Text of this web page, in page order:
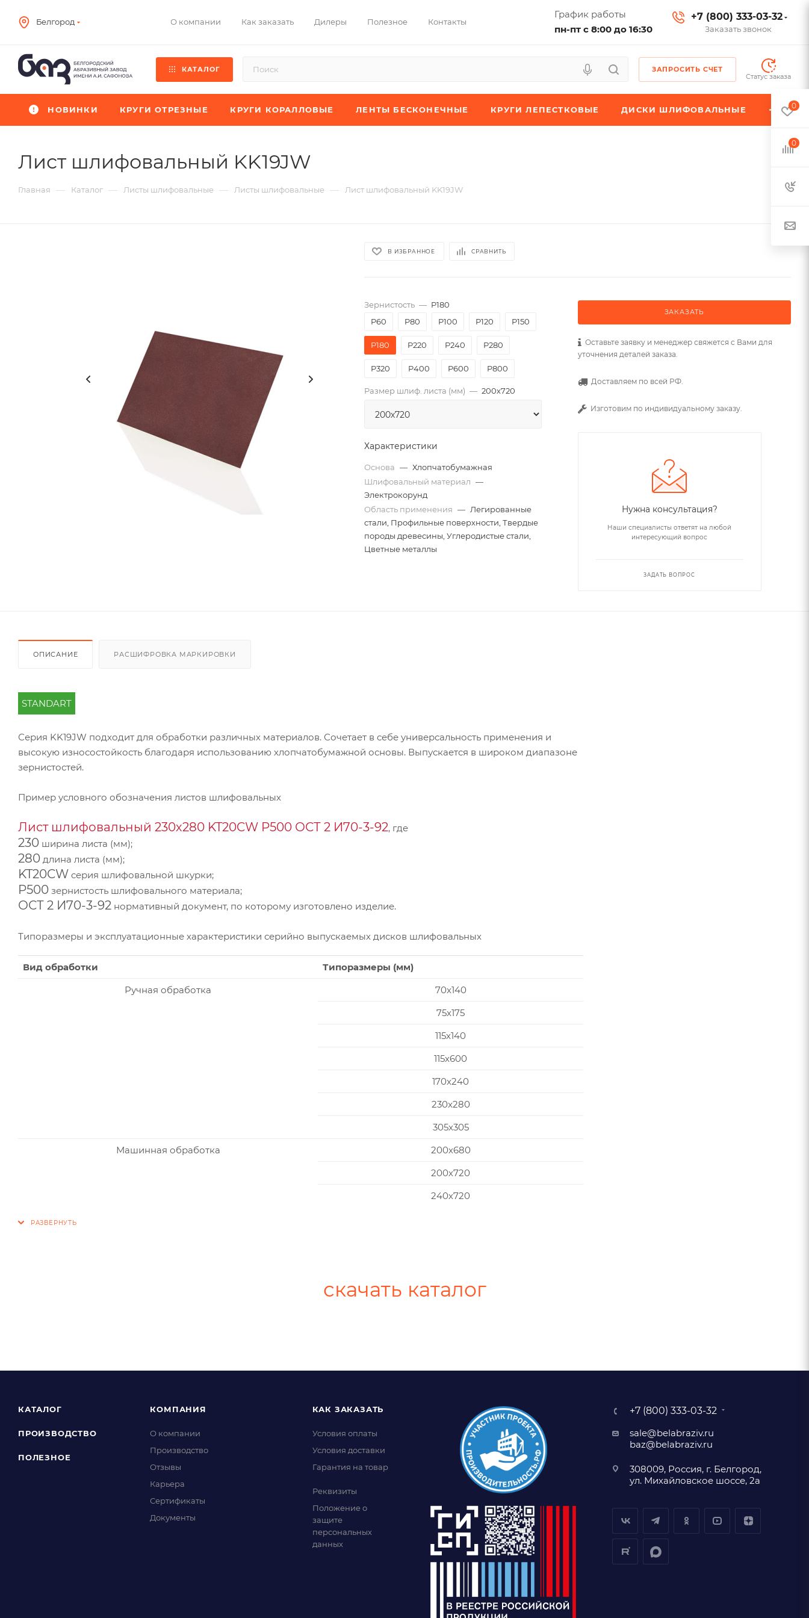
Белгород О компании Как заказать Дилеры Полезное Контакты
График работы
пн-пт с 8:00 до 16:30
+7 (800) 333-03-32
Заказать звонок
КАТАЛОГ
ЗАПРОСИТЬ СЧЕТ
Статус заказа
НОВИНКИ КРУГИ ОТРЕЗНЫЕ КРУГИ КОРАЛЛОВЫЕ ЛЕНТЫ БЕСКОНЕЧНЫЕ КРУГИ ЛЕПЕСТКОВЫЕ ДИСКИ ШЛИФОВАЛЬНЫЕ
Лист шлифовальный KK19JW
Главная — Каталог — Листы шлифовальные — Листы шлифовальные — Лист шлифовальный KK19JW
В ИЗБРАННОЕ СРАВНИТЬ
Зернистость — P180
P60
P80 P100 P120 P150
P180 P220 P240 P280
P320 P400 P600 P800
Размер шлиф. листа (мм) — 200х720
Характеристики
Основа — Хлопчатобумажная
Шлифовальный материал —
Электрокорунд
Область применения — Легированные
стали, Профильные поверхности, Твердые
породы древесины, Углеродистые стали,
Цветные металлы
ЗАКАЗАТЬ
Оставьте заявку и менеджер свяжется с Вами для
уточнения деталей заказа.
Доставляем по всей РФ.
Изготовим по индивидуальному заказу.
Нужна консультация?
Наши специалисты ответят на любой
интересующий вопрос
ЗАДАТЬ ВОПРОС
ОПИСАНИЕ РАСШИФРОВКА МАРКИРОВКИ
STANDART
Серия KK19JW подходит для обработки различных материалов. Сочетает в себе универсальность применения и
высокую износостойкость благодаря использованию хлопчатобумажной основы. Выпускается в широком диапазоне
зернистостей.
Пример условного обозначения листов шлифовальных
Лист шлифовальный 230х280 KT20CW P500 ОСТ 2 И70-3-92, где
230 ширина листа (мм);
280 длина листа (мм);
KT20CW серия шлифовальной шкурки;
P500 зернистость шлифовального материала;
ОСТ 2 И70-3-92 нормативный документ, по которому изготовлено изделие.
Типоразмеры и эксплуатационные характеристики серийно выпускаемых дисков шлифовальных
Вид обработки
Типоразмеры (мм)
Ручная обработка
70x140
75x175
115x140
115x600
170x240
230x280
305x305
Машинная обработка
200х680
200х720
240х720
скачать каталог
КАТАЛОГ
ПРОИЗВОДСТВО
ПОЛЕЗНОЕ
КОМПАНИЯ
О компании
Производство
Отзывы
Карьера
Сертификаты
Документы
КАК ЗАКАЗАТЬ
Условия оплаты
Условия доставки
Гарантия на товар
Реквизиты
Положение о
защите
персональных
данных
+7 (800) 333-03-32
sale@belabraziv.ru
baz@belabraziv.ru
308009, Россия, г. Белгород,
ул. Михайловское шоссе, 2а
0
0